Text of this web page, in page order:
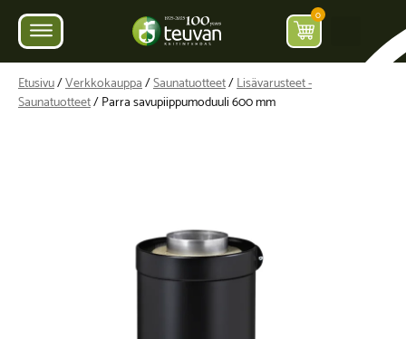
0
Etusivu/Verkkokauppa/Saunatuotteet/Lisävarusteet -
Saunatuotteet/ Parra savupiippumoduuli 600 mm